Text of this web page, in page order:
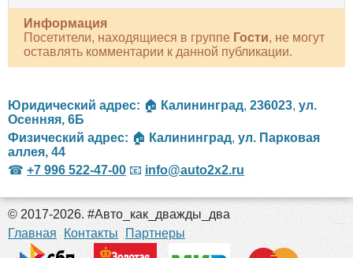
Информация
Посетители, находящиеся в группе Гости, не могут
оставлять комментарии к данной публикации.
Юридический адрес: 🏠 Калининград, 236023, ул.
Осенняя, 6Б
Физический адрес: 🏠 Калининград, ул. Парковая
аллея, 44
☎ +7 996 522-47-00 📧 info@auto2x2.ru
© 2017-2026. #Авто_как_дважды_два
Главная
Контакты Партнеры